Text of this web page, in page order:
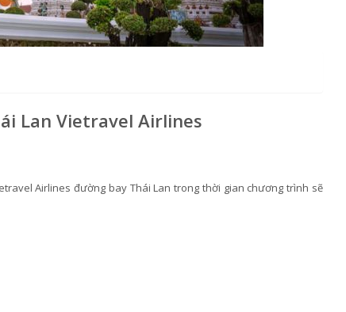
Lan Vietravel Airlines
Airlines đường bay Thái Lan trong thời gian chương trình sẽ